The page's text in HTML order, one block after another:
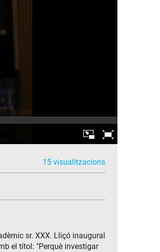
15 visualitzacions
sr. XXX. Lliçó inaugural
el títol: "Perquè investigar